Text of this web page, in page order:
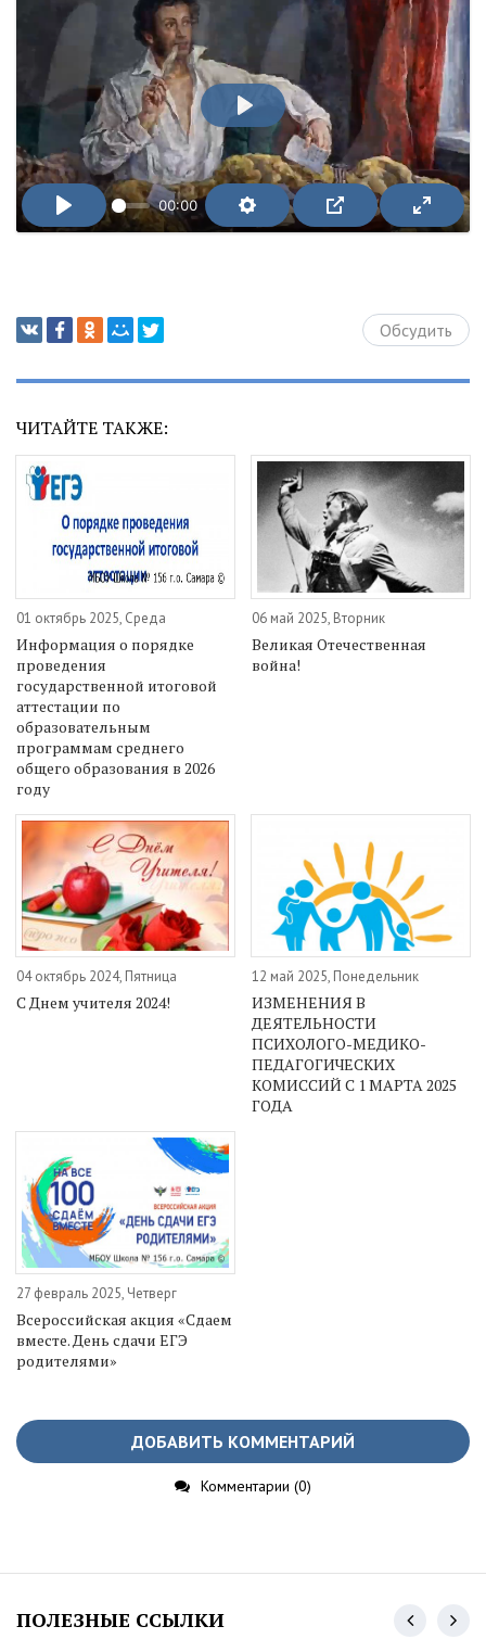
00:00
ВОСПРОИЗВЕСТИ
Обсудить
ЧИТАЙТЕ ТАКЖЕ:
01 октябрь 2025, Среда
Информация о порядке
проведения
государственной итоговой
аттестации по
образовательным
программам среднего
общего образования в 2026
году
06 май 2025, Вторник
Великая Отечественная
война!
04 октябрь 2024, Пятница
С Днем учителя 2024!
12 май 2025, Понедельник
ИЗМЕНЕНИЯ В
ДЕЯТЕЛЬНОСТИ
ПСИХОЛОГО-МЕДИКО-
ПЕДАГОГИЧЕСКИХ
КОМИССИЙ С 1 МАРТА 2025
ГОДА
27 февраль 2025, Четверг
Всероссийская акция «Сдаем
вместе. День сдачи ЕГЭ
родителями»
ДОБАВИТЬ КОММЕНТАРИЙ
Комментарии (0)
ПОЛЕЗНЫЕ ССЫЛКИ